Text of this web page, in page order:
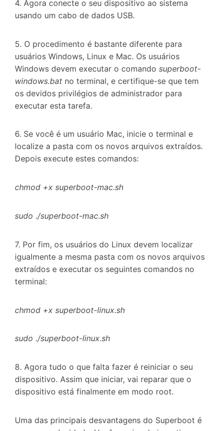
4. Agora conecte o seu dispositivo ao sistema
usando um cabo de dados USB.
5. O procedimento é bastante diferente para
usuários Windows, Linux e Mac. Os usuários
Windows devem executar o comando superboot-
windows.bat no terminal, e certifique-se que tem
os devidos privilégios de administrador para
executar esta tarefa.
6. Se você é um usuário Mac, inicie o terminal e
localize a pasta com os novos arquivos extraídos.
Depois execute estes comandos:
chmod +x superboot-mac.sh
sudo ./superboot-mac.sh
7. Por fim, os usuários do Linux devem localizar
igualmente a mesma pasta com os novos arquivos
extraídos e executar os seguintes comandos no
terminal:
chmod +x superboot-linux.sh
sudo ./superboot-linux.sh
8. Agora tudo o que falta fazer é reiniciar o seu
dispositivo. Assim que iniciar, vai reparar que o
dispositivo está finalmente em modo root.
Uma das principais desvantagens do Superboot é